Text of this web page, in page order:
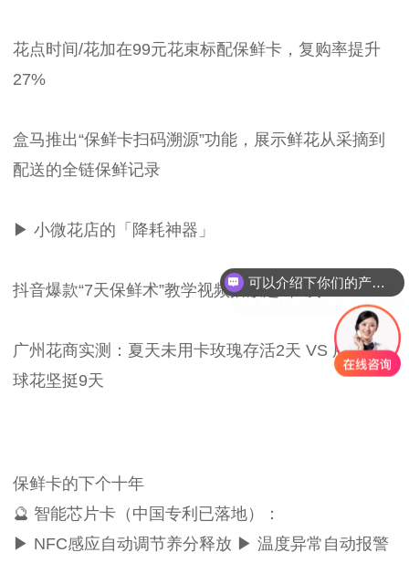
花点时间/花加在99元花束标配保鲜卡，复购率提升
27%
盒马推出“保鲜卡扫码溯源”功能，展示鲜花从采摘到
配送的全链保鲜记录
▶ 小微花店的「降耗神器」
抖音爆款“7天保鲜术”教学视频播放超2亿次
广州花商实测：夏天未用卡玫瑰存活2天 VS 用卡绣
球花坚挺9天
保鲜卡的下个十年
🔮 智能芯片卡（中国专利已落地）：
▶ NFC感应自动调节养分释放 ▶ 温度异常自动报警
可以介绍下你们的产品么？
你们是怎么收费的呢？